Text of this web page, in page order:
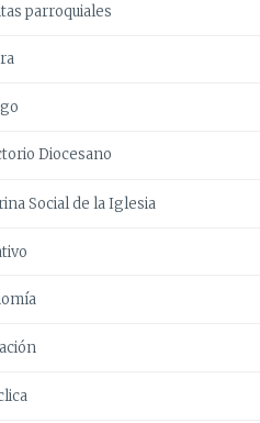
parroquiales
Diocesano
Social de la Iglesia